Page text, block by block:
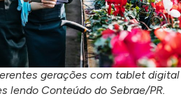
gerações com tablet digital
lendo Conteúdo do Sebrae/PR.